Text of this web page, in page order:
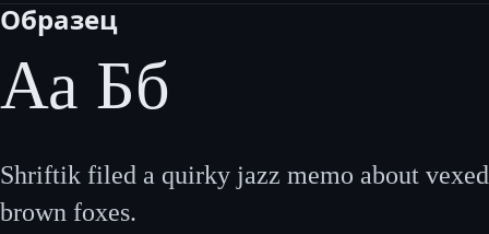
Образец
Аа Бб
Shriftik filed a quirky jazz memo about vexed
brown foxes.